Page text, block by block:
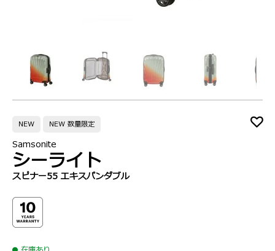
NEW NEW 数量限定
Samsonite
シーライト
スピナー55 エキスパンダブル